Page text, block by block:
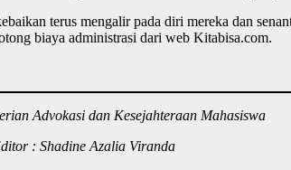
terus mengalir pada diri mereka dan
biaya administrasi dari web Kitabisa.com.
Advokasi dan Kesejahteraan Mahasiswa
: Shadine Azalia Viranda